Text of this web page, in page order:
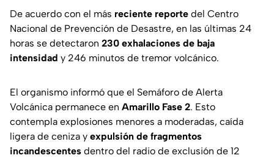
De acuerdo con el más reciente reporte del Centro
Nacional de Prevención de Desastre, en las últimas 24
horas se detectaron 230 exhalaciones de baja
intensidad y 246 minutos de tremor volcánico.
El organismo informó que el Semáforo de Alerta
Volcánica permanece en Amarillo Fase 2. Esto
contempla explosiones menores a moderadas, caída
ligera de ceniza y expulsión de fragmentos
incandescentes dentro del radio de exclusión de 12